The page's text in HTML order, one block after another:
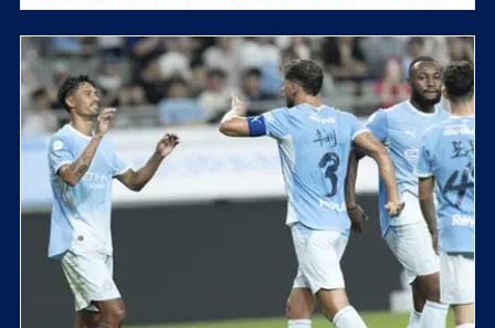
която се игра в азиатската страна